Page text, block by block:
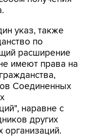
указ, также
по
расширение
имеют права на
Соединенных
наравне с
других